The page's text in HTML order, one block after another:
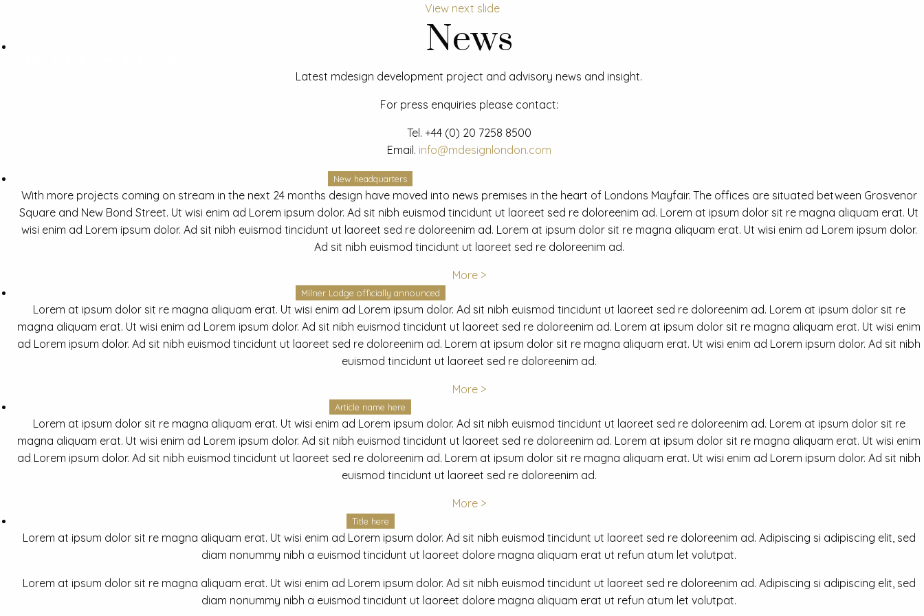
View next slide
News
Latest mdesign development project and advisory news and insight.
For press enquiries please contact:
Tel. +44 (0) 20 7258 8500
Email. info@mdesignlondon.com
New headquarters
With more projects coming on stream in the next 24 months design have moved into news premises in the heart of Londons Mayfair. The offices are situated between Grosvenor
Square and New Bond Street. Ut wisi enim ad Lorem ipsum dolor. Ad sit nibh euismod tincidunt ut laoreet sed re doloreenim ad. Lorem at ipsum dolor sit re magna aliquam erat. Ut
wisi enim ad Lorem ipsum dolor. Ad sit nibh euismod tincidunt ut laoreet sed re doloreenim ad. Lorem at ipsum dolor sit re magna aliquam erat. Ut wisi enim ad Lorem ipsum dolor.
Ad sit nibh euismod tincidunt ut laoreet sed re doloreenim ad.
More >
Milner Lodge officially announced
Lorem at ipsum dolor sit re magna aliquam erat. Ut wisi enim ad Lorem ipsum dolor. Ad sit nibh euismod tincidunt ut laoreet sed re doloreenim ad. Lorem at ipsum dolor sit re
magna aliquam erat. Ut wisi enim ad Lorem ipsum dolor. Ad sit nibh euismod tincidunt ut laoreet sed re doloreenim ad. Lorem at ipsum dolor sit re magna aliquam erat. Ut wisi enim
ad Lorem ipsum dolor. Ad sit nibh euismod tincidunt ut laoreet sed re doloreenim ad. Lorem at ipsum dolor sit re magna aliquam erat. Ut wisi enim ad Lorem ipsum dolor. Ad sit nibh
euismod tincidunt ut laoreet sed re doloreenim ad.
More >
Article name here
Lorem at ipsum dolor sit re magna aliquam erat. Ut wisi enim ad Lorem ipsum dolor. Ad sit nibh euismod tincidunt ut laoreet sed re doloreenim ad. Lorem at ipsum dolor sit re
magna aliquam erat. Ut wisi enim ad Lorem ipsum dolor. Ad sit nibh euismod tincidunt ut laoreet sed re doloreenim ad. Lorem at ipsum dolor sit re magna aliquam erat. Ut wisi enim
ad Lorem ipsum dolor. Ad sit nibh euismod tincidunt ut laoreet sed re doloreenim ad. Lorem at ipsum dolor sit re magna aliquam erat. Ut wisi enim ad Lorem ipsum dolor. Ad sit nibh
euismod tincidunt ut laoreet sed re doloreenim ad.
More >
Title here
Lorem at ipsum dolor sit re magna aliquam erat. Ut wisi enim ad Lorem ipsum dolor. Ad sit nibh euismod tincidunt ut laoreet sed re doloreenim ad. Adipiscing si adipiscing elit, sed
diam nonummy nibh a euismod tincidunt ut laoreet dolore magna aliquam erat ut refun atum let volutpat.
Lorem at ipsum dolor sit re magna aliquam erat. Ut wisi enim ad Lorem ipsum dolor. Ad sit nibh euismod tincidunt ut laoreet sed re doloreenim ad. Adipiscing si adipiscing elit, sed
diam nonummy nibh a euismod tincidunt ut laoreet dolore magna aliquam erat ut refun atum let volutpat.